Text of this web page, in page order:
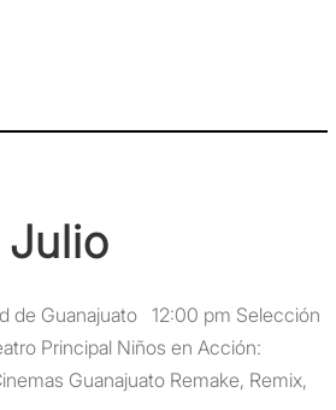
Julio
de Guanajuato 12:00 pm Selección
Principal Niños en Acción:
Guanajuato Remake, Remix,